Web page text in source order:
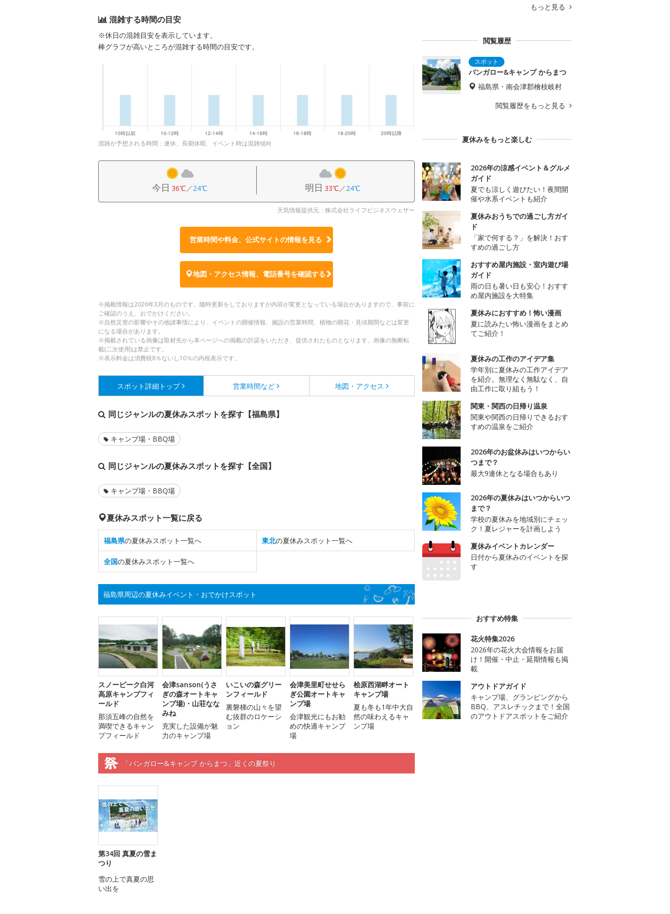
混雑する時間の目安
※休日の混雑目安を表示しています。
棒グラフが高いところが混雑する時間の目安です。
混雑が予想される時間：連休、長期休暇、イベント時は混雑傾向
今日 36℃／24℃ 明日 33℃／24℃
天気情報提供元：株式会社ライフビジネスウェザー
営業時間や料金、公式サイトの情報を見る
地図・アクセス情報、電話番号を確認する
※掲載情報は2026年3月のものです。随時更新をしておりますが内容が変更となっている場合がありますので、事前に
ご確認のうえ、おでかけください。
※自然災害の影響やその他諸事情により、イベントの開催情報、施設の営業時間、植物の開花・見頃期間などは変更
になる場合があります。
※掲載されている画像は取材先から本ページへの掲載の許諾をいただき、提供されたものとなります。画像の無断転
載(二次使用)は禁止です。
※表示料金は消費税8％ないし10％の内税表示です。
スポット詳細 トップ 営業時間など 地図・アクセス
同じジャンルの夏休みスポットを探す【福島県】
キャンプ場・BBQ場
同じジャンルの夏休みスポットを探す【全国】
キャンプ場・BBQ場
夏休みスポット一覧に戻る
福島県の夏休みスポット一覧へ 東北の夏休みスポット一覧へ
全国の夏休みスポット一覧へ
福島県周辺の夏休みイベント・おでかけスポット
スノーピーク白河
高原キャンプフィ
ールド
那須五峰の自然を
満喫できるキャン
プフィールド
会津sanson(うさ
ぎの森オートキャ
ンプ場)・山荘なな
みね
充実した設備が魅
力のキャンプ場
いこいの森グリー
ンフィールド
裏磐梯の山々を望
む抜群のロケーシ
ョン
会津美里町せせら
ぎ公園オートキャ
ンプ場
会津観光にもお勧
めの快適キャンプ
場
桧原西湖畔オート
キャンプ場
夏も冬も1年中大自
然の味わえるキャ
ンプ場
「バンガロー&キャンプ からまつ」近くの夏祭り
第34回 真夏の雪ま
つり
雪の上で真夏の思
い出を
もっと見る
閲覧履歴
バンガロー&キャンプ からまつ
福島県・南会津郡檜枝岐村
閲覧履歴をもっと見る
夏休みをもっと楽しむ
2026年の涼感イベント＆グルメ
ガイド
夏でも涼しく遊びたい！夜間開
催や水系イベントも紹介
夏休みおうちでの過ごし方ガイ
ド
「家で何する？」を解決！おす
すめの過ごし方
おすすめ屋内施設・室内遊び場
ガイド
雨の日も暑い日も安心！おすす
め屋内施設を大特集
夏休みにおすすめ！怖い漫画
夏に読みたい怖い漫画をまとめ
てご紹介！
夏休みの工作のアイデア集
学年別に夏休みの工作アイデア
を紹介。無理なく無駄なく、自
由工作に取り組もう！
関東・関西の日帰り温泉
関東や関西の日帰りできるおす
すめの温泉をご紹介
2026年のお盆休みはいつからい
つまで？
最大9連休となる場合もあり
2026年の夏休みはいつからいつ
まで？
学校の夏休みを地域別にチェッ
ク！夏レジャーを計画しよう
夏休みイベントカレンダー
日付から夏休みのイベントを探
す
おすすめ特集
花火特集2026
2026年の花火大会情報をお届
け！開催・中止・延期情報も掲
載
アウトドアガイド
キャンプ場、グランピングから
BBQ、アスレチックまで！全国
のアウトドアスポットをご紹介